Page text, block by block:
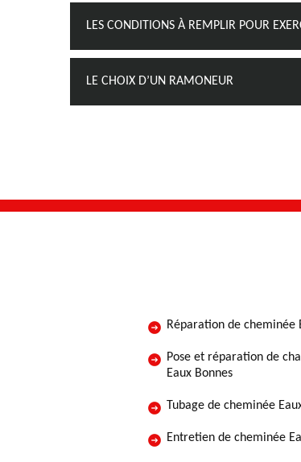
LES CONDITIONS À REMPLIR POUR
LE CHOIX D’UN RAMONEUR
Réparation de cheminée
Pose et réparation de
Eaux Bonnes
Tubage de cheminée
Entretien de cheminée